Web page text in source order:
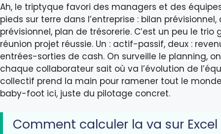
Ah, le triptyque favori des managers et des
pieds sur terre dans l’entreprise : bilan
prévisionnel, plan de trésorerie. C’est un peu le
réunion projet réussie. Un : actif-passif, deux :
entrées-sorties de cash. On surveille le planning,
chaque collaborateur sait où va l’évolution de
collectif prend la main pour ramener tout le
baby-foot ici, juste du pilotage concret.
Comment calculer la va sur Excel